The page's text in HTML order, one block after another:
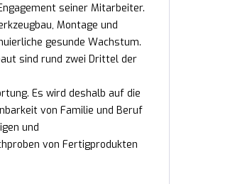
seiner Mitarbeiter.
Montage und
gesunde Wachstum.
sind rund zwei Drittel der
Es wird deshalb auf die
von Familie und Beruf
und
von Fertigprodukten